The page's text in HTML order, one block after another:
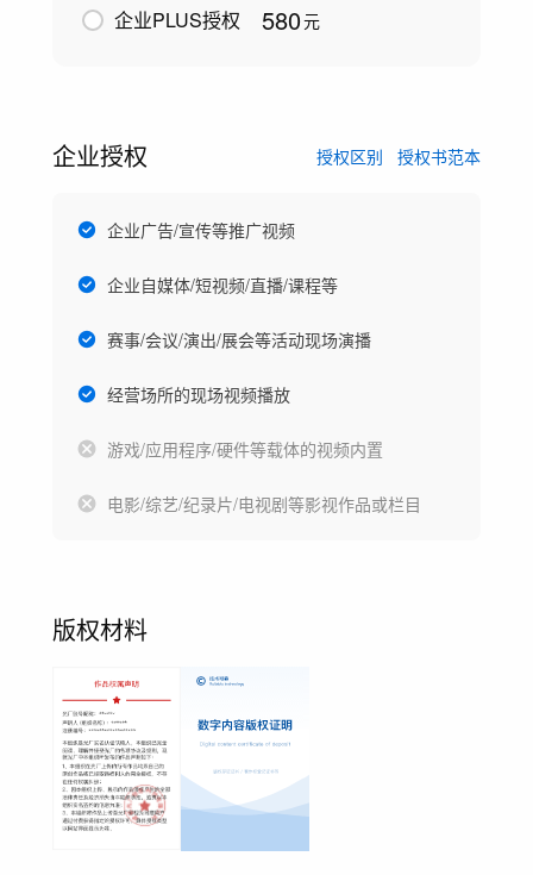
企业PLUS授权 580元
企业授权 授权区别 授权书范本
企业广告/宣传等推广视频
企业自媒体/短视频/直播/课程等
赛事/会议/演出/展会等活动现场演播
经营场所的现场视频播放
游戏/应用程序/硬件等载体的视频内置
电影/综艺/纪录片/电视剧等影视作品或栏目
版权材料